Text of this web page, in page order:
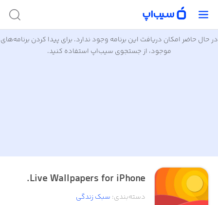
در حال حاضر امکان دریافت این برنامه وجود ندارد. برای پیدا کردن برنامه‌های
موجود، از جستجوی سیب‌اپ استفاده کنید.
Live Wallpapers for iPhone.
دسته‌بندی: سبک زندگی